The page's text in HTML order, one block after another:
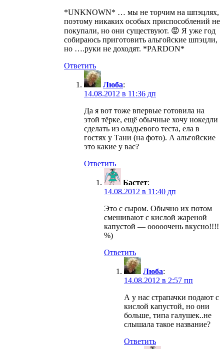
*UNKNOWN* … мы не торчим на шпэцлях,
поэтому никаких особых приспособлений не
покупали, но они существуют. 😡 Я уже год
собираюсь приготовить альгойские шпэцли,
но ….руки не доходят. *PARDON*
Ответить
Люба:
14.08.2012 в 11:36 дп
Да я вот тоже впервые готовила на
этой тёрке, ещё обычные хочу нокедли
сделать из оладьевого теста, ела в
гостях у Тани (на фото). А альгойские
это какие у вас?
Ответить
Бастет:
14.08.2012 в 11:40 дп
Это с сыром. Обычно их потом
смешивают с кислой жареной
капустой — ооооочень вкусно!!!!
%)
Ответить
Люба:
14.08.2012 в 2:57 пп
А у нас страпачки подают с
кислой капустой, но они
больше, типа галушек..не
слышала такое название?
Ответить